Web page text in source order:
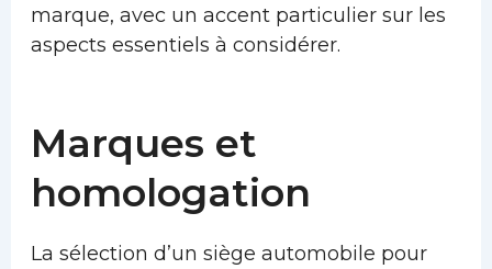
marque, avec un accent particulier sur les
aspects essentiels à considérer.
Marques et
homologation
La sélection d’un siège automobile pour